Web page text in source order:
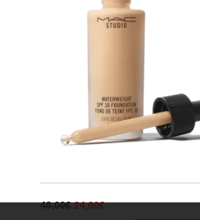
48,00€ 24,00€